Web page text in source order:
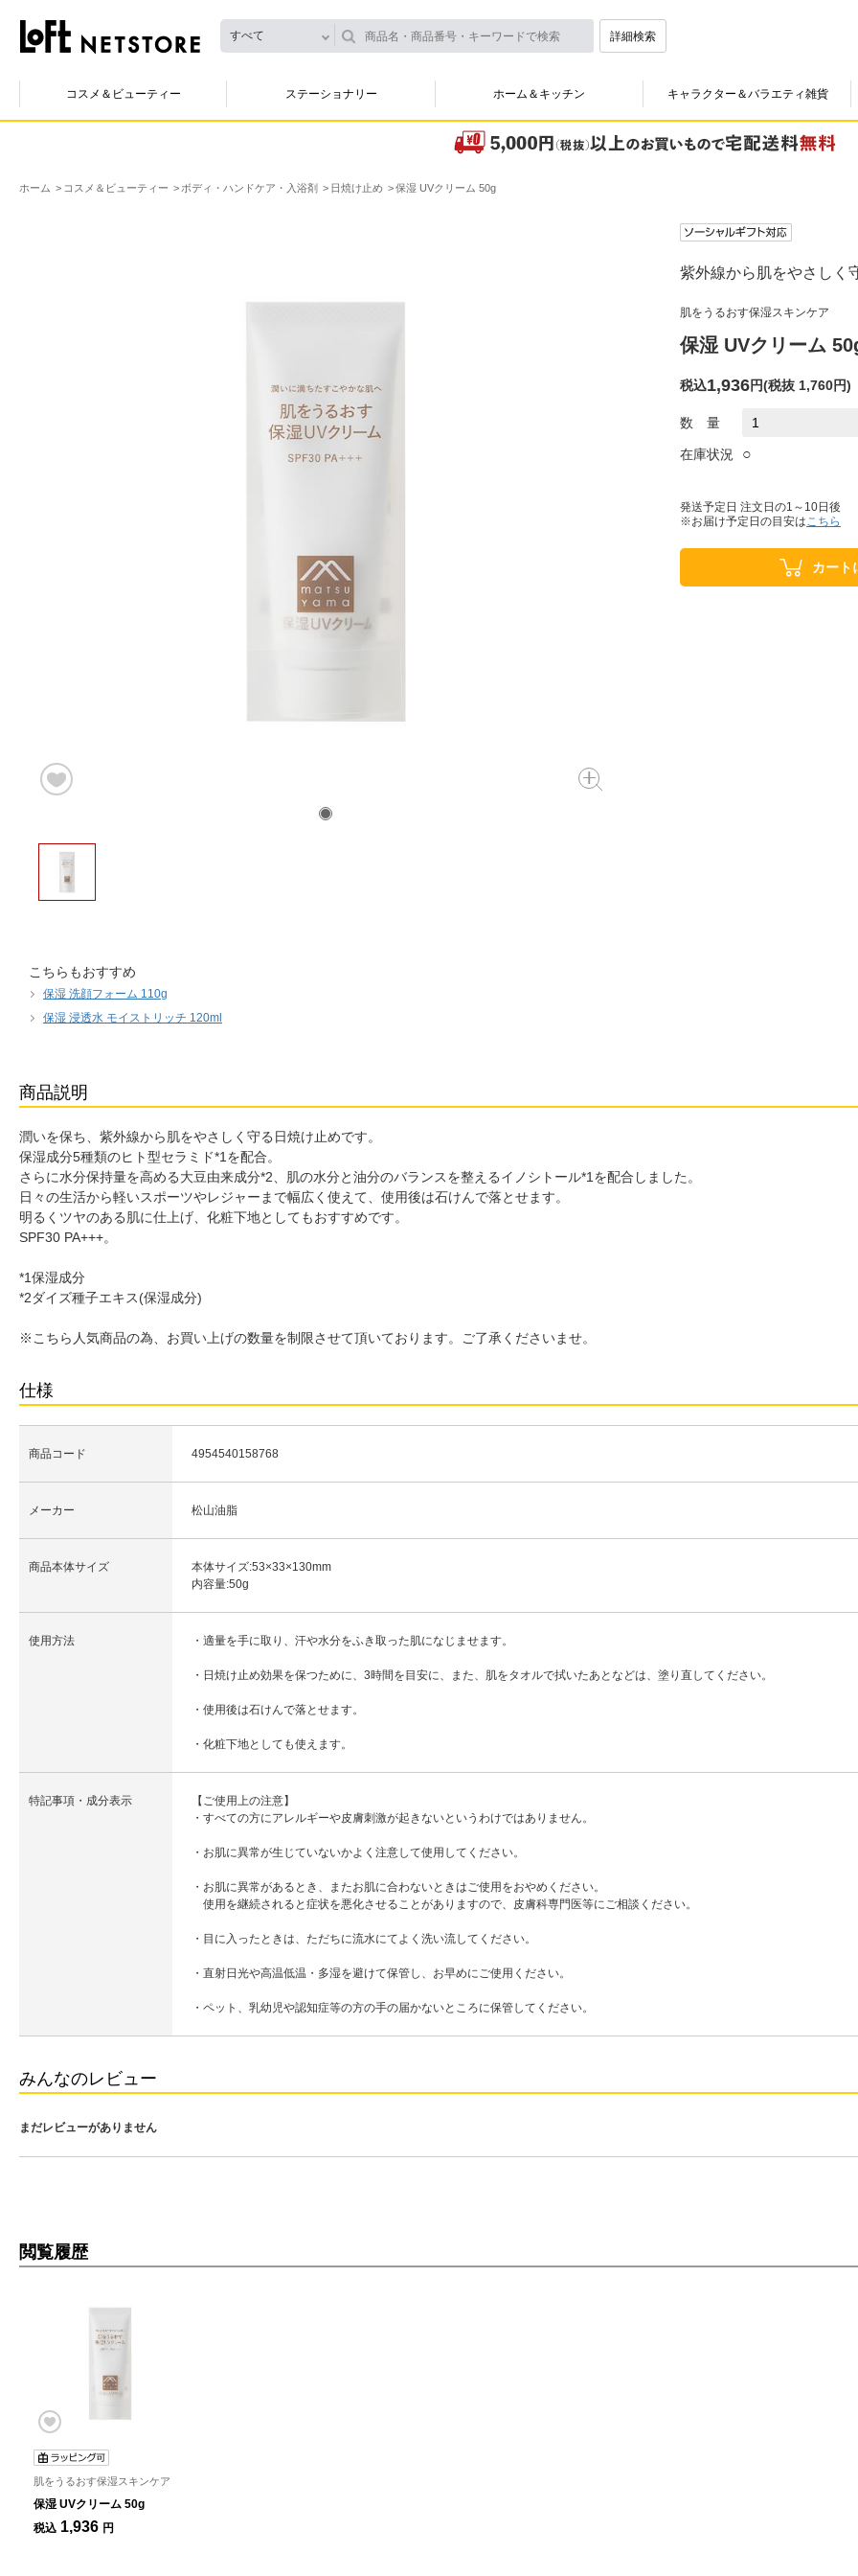
すべて 詳細検索
コスメ＆ビューティー ステーショナリー ホーム＆キッチン キャラクター＆バラエティ雑貨
ホーム コスメ＆ビューティー ボディ・ハンドケア・入浴剤 日焼け止め 保湿 UVクリーム 50g
紫外線から肌をやさしく
肌をうるおす保湿スキンケア
保湿 UVクリーム
税込1,936円(税抜 1,760円)
数 量
在庫状況 ○
発送予定日 注文日の1～10日後
※お届け予定日の目安はこちら
カート
こちらもおすすめ
保湿 洗顔フォーム 110g
保湿 浸透水 モイストリッチ 120ml
商品説明
潤いを保ち、紫外線から肌をやさしく守る日焼け止めです。
保湿成分5種類のヒト型セラミド*1を配合。
さらに水分保持量を高める大豆由来成分*2、肌の水分と油分のバランスを整えるイノシトール*1を配合しました。
日々の生活から軽いスポーツやレジャーまで幅広く使えて、使用後は石けんで落とせます。
明るくツヤのある肌に仕上げ、化粧下地としてもおすすめです。
SPF30 PA+++。
*1保湿成分
*2ダイズ種子エキス(保湿成分)
※こちら人気商品の為、お買い上げの数量を制限させて頂いております。ご了承くださいませ。
仕様
商品コード 4954540158768
メーカー 松山油脂
商品本体サイズ
本体サイズ:53×33×130mm
内容量:50g
使用方法 ・適量を手に取り、汗や水分をふき取った肌になじませます。
・日焼け止め効果を保つために、3時間を目安に、また、肌をタオルで拭いたあとなどは、塗り直してください。
・使用後は石けんで落とせます。
・化粧下地としても使えます。
特記事項・成分表示
【ご使用上の注意】
・すべての方にアレルギーや皮膚刺激が起きないというわけではありません。
・お肌に異常が生じていないかよく注意して使用してください。
・お肌に異常があるとき、またお肌に合わないときはご使用をおやめください。
使用を継続されると症状を悪化させることがありますので、皮膚科専門医等にご相談ください。
・目に入ったときは、ただちに流水にてよく洗い流してください。
・直射日光や高温低温・多湿を避けて保管し、お早めにご使用ください。
・ペット、乳幼児や認知症等の方の手の届かないところに保管してください。
みんなのレビュー
まだレビューがありません
閲覧履歴
肌をうるおす保湿スキンケア
保湿 UVクリーム 50g
税込 1,936 円